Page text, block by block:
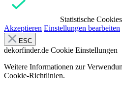
Statistische Cookies
Akzeptieren Einstellungen bearbeiten
ESC
dekorfinder.de Cookie Einstellungen
Weitere Informationen zur
Cookie-Richtlinien.